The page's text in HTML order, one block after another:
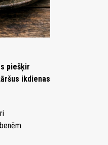
piešķir
ikdienas